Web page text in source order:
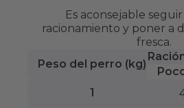
Es aconsejable
racionamiento y poner a
fresca.
Peso del perro (kg)
1